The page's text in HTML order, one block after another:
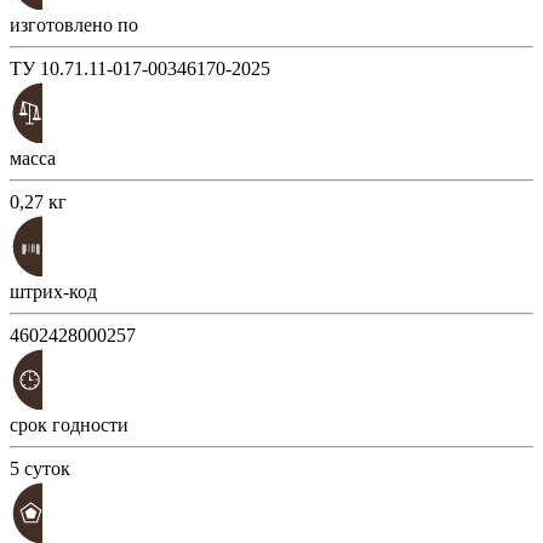
изготовлено по
ТУ 10.71.11-017-00346170-2025
масса
0,27 кг
штрих-код
4602428000257
срок годности
5 суток